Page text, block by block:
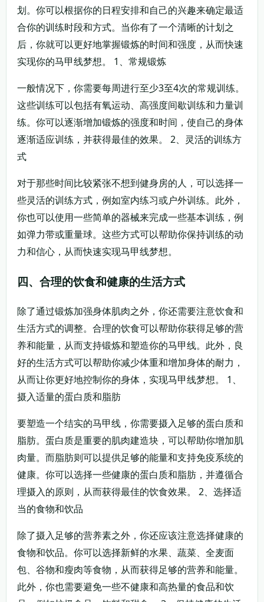
划。你可以根据你的日程安排和自己的兴趣来确定最适
合你的训练时段和方式。当你有了一个清晰的计划之
后，你就可以更好地掌握锻炼的时间和强度，从而快速
实现你的马甲线梦想。 1、常规锻炼
一般情况下，你需要每周进行至少3至4次的常规训练。
这些训练可以包括有氧运动、高强度间歇训练和力量训
练。你可以逐渐增加锻炼的强度和时间，使自己的身体
逐渐适应训练，并获得最佳的效果。 2、灵活的训练方
式
对于那些时间比较紧张不想到健身房的人，可以选择一
些灵活的训练方式，例如室内练习或户外训练。此外，
你也可以使用一些简单的器械来完成一些基本训练，例
如弹力带或重量球。这些方式可以帮助你保持训练的动
力和信心，从而快速实现马甲线梦想。
四、合理的饮食和健康的生活方式
除了通过锻炼加强身体肌肉之外，你还需要注意饮食和
生活方式的调整。合理的饮食可以帮助你获得足够的营
养和能量，从而支持锻炼和塑造你的马甲线。此外，良
好的生活方式可以帮助你减少体重和增加身体的耐力，
从而让你更好地控制你的身体，实现马甲线梦想。 1、
摄入适量的蛋白质和脂肪
要塑造一个结实的马甲线，你需要摄入足够的蛋白质和
脂肪。蛋白质是重要的肌肉建造块，可以帮助你增加肌
肉量。而脂肪则可以提供足够的能量和支持免疫系统的
健康。你可以选择一些健康的蛋白质和脂肪，并遵循合
理摄入的原则，从而获得最佳的饮食效果。 2、选择适
当的食物和饮品
除了摄入足够的营养素之外，你还应该注意选择健康的
食物和饮品。你可以选择新鲜的水果、蔬菜、全麦面
包、谷物和瘦肉等食物，从而获得足够的营养和能量。
此外，你也需要避免一些不健康和高热量的食品和饮